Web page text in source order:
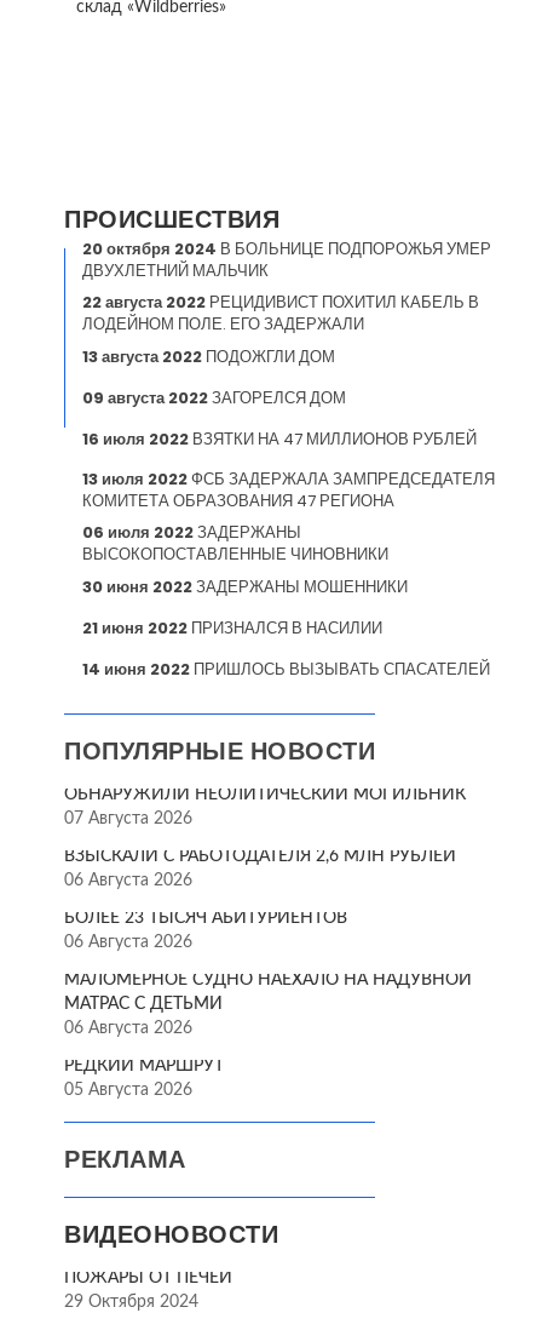
склад «Wildberries»
ПРОИСШЕСТВИЯ
20 октября 2024 В БОЛЬНИЦЕ ПОДПОРОЖЬЯ УМЕР
ДВУХЛЕТНИЙ МАЛЬЧИК
22 августа 2022 РЕЦИДИВИСТ ПОХИТИЛ КАБЕЛЬ В
ЛОДЕЙНОМ ПОЛЕ. ЕГО ЗАДЕРЖАЛИ
13 августа 2022 ПОДОЖГЛИ ДОМ
09 августа 2022ЗАГОРЕЛСЯ ДОМ
16 июля 2022 ВЗЯТКИ НА 47 МИЛЛИОНОВ РУБЛЕЙ
13 июля 2022ФСБ ЗАДЕРЖАЛА ЗАМПРЕДСЕДАТЕЛЯ
КОМИТЕТА ОБРАЗОВАНИЯ 47 РЕГИОНА
06 июля 2022ЗАДЕРЖАНЫ
ВЫСОКОПОСТАВЛЕННЫЕ ЧИНОВНИКИ
30 июня 2022ЗАДЕРЖАНЫ МОШЕННИКИ
21 июня 2022 ПРИЗНАЛСЯ В НАСИЛИИ
14 июня 2022 ПРИШЛОСЬ ВЫЗЫВАТЬ СПАСАТЕЛЕЙ
ПОПУЛЯРНЫЕ НОВОСТИ
ОБНАРУЖИЛИ НЕОЛИТИЧЕСКИЙ МОГИЛЬНИК
07 Августа 2026
ВЗЫСКАЛИ С РАБОТОДАТЕЛЯ 2,6 МЛН РУБЛЕЙ
06 Августа 2026
БОЛЕЕ 23 ТЫСЯЧ АБИТУРИЕНТОВ
06 Августа 2026
МАЛОМЕРНОЕ СУДНО НАЕХАЛО НА НАДУВНОЙ
МАТРАС С ДЕТЬМИ
06 Августа 2026
РЕДКИЙ МАРШРУТ
05 Августа 2026
РЕКЛАМА
ВИДЕОНОВОСТИ
ПОЖАРЫ ОТ ПЕЧЕЙ
29 Октября 2024